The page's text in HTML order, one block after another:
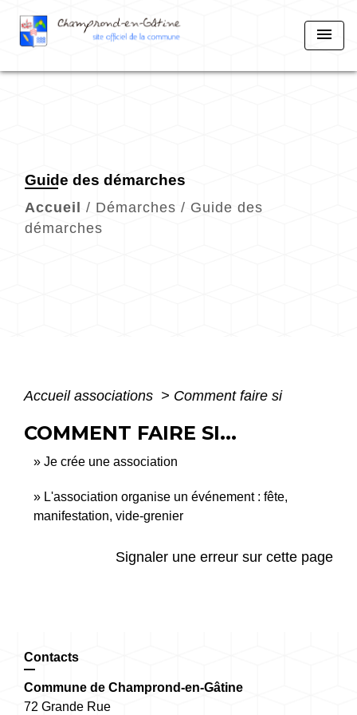
menu
Guide des démarches
Accueil / Démarches / Guide des
démarches
Accueil associations > Comment faire si
COMMENT FAIRE SI...
Je crée une association
L'association organise un événement : fête,
manifestation, vide-grenier
Signaler une erreur sur cette page
Contacts
Commune de Champrond-en-Gâtine
72 Grande Rue